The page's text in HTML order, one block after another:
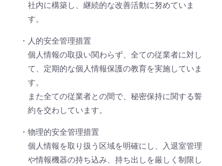
社内に構築し、継続的な改善活動に努めていま
す。
・人的安全管理措置
個人情報の取扱い関わらず、全ての従業者に対し
て、定期的な個人情報保護の教育を実施していま
す。
また全ての従業者との間で、秘密保持に関する誓
約を交わしています。
・物理的安全管理措置
個人情報を取り扱う区域を明確にし、入退室管理
や情報機器の持ち込み、持ち出しを厳しく制限し